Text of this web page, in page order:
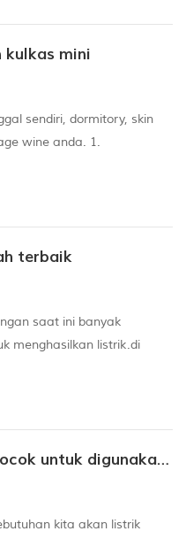
1.Sound: Generator
keras Untuk Orang yang
kulkas mini
sendiri, dormitory, skin
wine anda. 1.
kulkas mini lebih sulit
dari kulkas mini lebih
di rak pa...
terbaik
saat ini banyak
menghasilkan listrik.di
memungkinkan kita
memberi daya pada
surya tidak pernah
Pasang tata surya yang cocok untuk digunakan di rumah
kita akan listrik